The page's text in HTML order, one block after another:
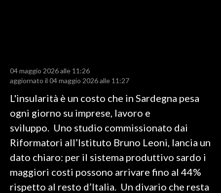
RISULTATI E CLASSIFICHE
CALCIO REGIONALE
BASKET
VOLLEY
MOTORI
TENNIS
ALTRI SPORT
04 maggio 2026 alle 11:26
aggiornato il 04 maggio 2026 alle 11:27
L'insularità è un costo che in Sardegna pesa
ogni giorno su imprese, lavoro e
sviluppo. Uno studio commissionato dai
Riformatori all’Istituto Bruno Leoni, lancia un
dato chiaro: per il sistema produttivo sardo i
maggiori costi possono arrivare fino al 44%
rispetto al resto d’Italia. Un divario che resta